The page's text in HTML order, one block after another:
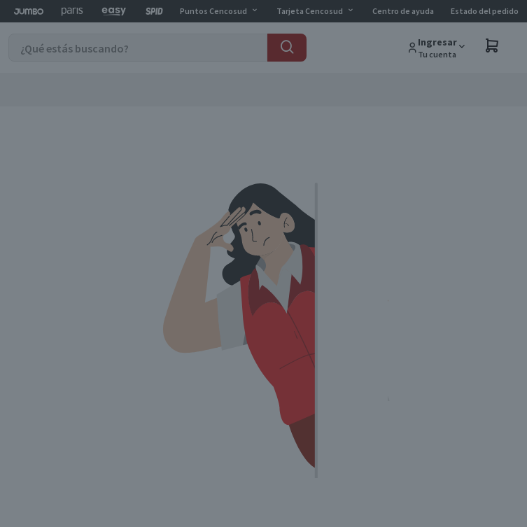
Puntos Cencosud Tarjeta Cencosud Centro de ayuda Estado del pedido
Ingresar
Tu cuenta